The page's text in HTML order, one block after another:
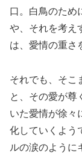
口。白鳥のため
や、それを考え
は、愛情の重さ
それでも、そこ
と、その愛が尊
いた愛情が徐々
化していくよう
ルの涙のように